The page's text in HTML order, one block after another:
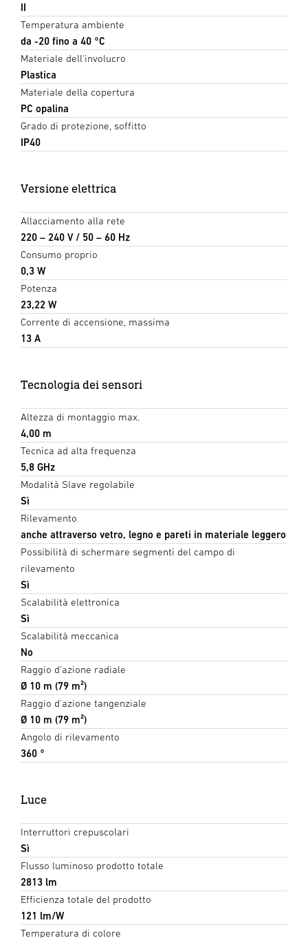
II
Temperatura ambiente
da -20 fino a 40 °C
Materiale dell'involucro
Plastica
Materiale della copertura
PC opalina
Grado di protezione, soffitto
IP40
Versione elettrica
Allacciamento alla rete
220 – 240 V / 50 – 60 Hz
Consumo proprio
0,3 W
Potenza
23,22 W
Corrente di accensione, massima
13 A
Tecnologia dei sensori
Altezza di montaggio max.
4,00 m
Tecnica ad alta frequenza
5,8 GHz
Modalità Slave regolabile
Sì
Rilevamento
anche attraverso vetro, legno e pareti in materiale leggero
Possibilità di schermare segmenti del campo di
rilevamento
Sì
Scalabilità elettronica
Sì
Scalabilità meccanica
No
Raggio d'azione radiale
Ø 10 m (79 m²)
Raggio d'azione tangenziale
Ø 10 m (79 m²)
Angolo di rilevamento
360 °
Luce
Interruttori crepuscolari
Sì
Flusso luminoso prodotto totale
2813 lm
Efficienza totale del prodotto
121 lm/W
Temperatura di colore